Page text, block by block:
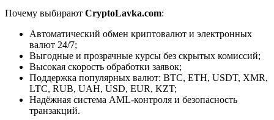
Почему выбирают CryptoLavka.com:
Автоматический обмен криптовалют и электронных
валют 24/7;
Выгодные и прозрачные курсы без скрытых комиссий;
Высокая скорость обработки заявок;
Поддержка популярных валют: BTC, ETH, USDT, XMR,
LTC, RUB, UAH, USD, EUR, KZT;
Надёжная система AML-контроля и безопасность
транзакций.